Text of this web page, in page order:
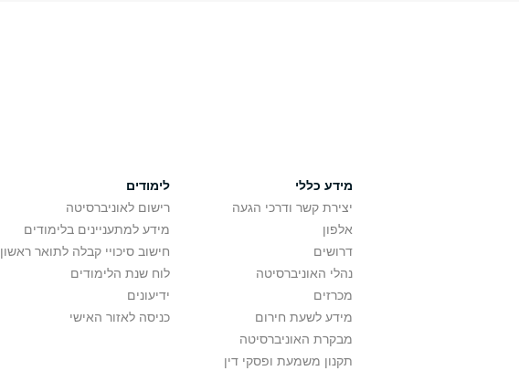
מידע כללי
יצירת קשר ודרכי הגעה
אלפון
דרושים
נהלי האוניברסיטה
מכרזים
מידע לשעת חירום
מבקרת האוניברסיטה
תקנון משמעת ופסקי דין
לימודים
רישום לאוניברסיטה
מידע למתעניינים בלימודים
חישוב סיכויי קבלה לתואר ראשון
לוח שנת הלימודים
ידיעונים
כניסה לאזור האישי